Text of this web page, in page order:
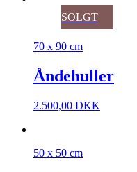
SOLGT
70 x 90 cm
Åndehuller
2.500,00 DKK
50 x 50 cm